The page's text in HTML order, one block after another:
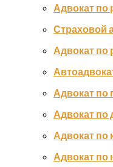
Адвокат по
Страховой
Адвокат по
Адвокат по
Адвокат по
Адвокат по
Адвокат по